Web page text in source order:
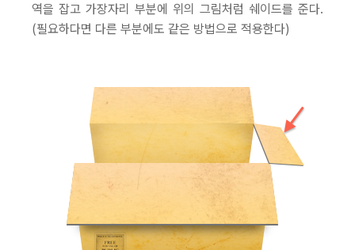
역을 잡고 가장자리 부분에 위의 그림처럼 쉐이드를 준다.
(필요하다면 다른 부분에도 같은 방법으로 적용한다)